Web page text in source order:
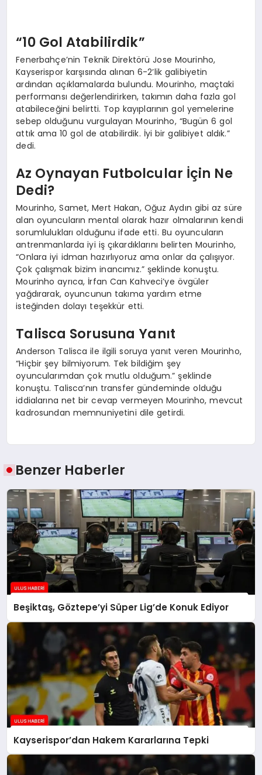
“10 Gol Atabilirdik”
Fenerbahçe’nin Teknik Direktörü Jose Mourinho,
Kayserispor karşısında alınan 6-2’lik galibiyetin
ardından açıklamalarda bulundu. Mourinho, maçtaki
performansı değerlendirirken, takımın daha fazla gol
atabileceğini belirtti. Top kayıplarının gol yemelerine
sebep olduğunu vurgulayan Mourinho, “Bugün 6 gol
attık ama 10 gol de atabilirdik. İyi bir galibiyet aldık.”
dedi.
Az Oynayan Futbolcular İçin Ne
Dedi?
Mourinho, Samet, Mert Hakan, Oğuz Aydın gibi az süre
alan oyuncuların mental olarak hazır olmalarının kendi
sorumlulukları olduğunu ifade etti. Bu oyuncuların
antrenmanlarda iyi iş çıkardıklarını belirten Mourinho,
“Onlara iyi idman hazırlıyoruz ama onlar da çalışıyor.
Çok çalışmak bizim inancımız.” şeklinde konuştu.
Mourinho ayrıca, İrfan Can Kahveci’ye övgüler
yağdırarak, oyuncunun takıma yardım etme
isteğinden dolayı teşekkür etti.
Talisca Sorusuna Yanıt
Anderson Talisca ile ilgili soruya yanıt veren Mourinho,
“Hiçbir şey bilmiyorum. Tek bildiğim şey
oyuncularımdan çok mutlu olduğum.” şeklinde
konuştu. Talisca’nın transfer gündeminde olduğu
iddialarına net bir cevap vermeyen Mourinho, mevcut
kadrosundan memnuniyetini dile getirdi.
Benzer Haberler
Beşiktaş, Göztepe’yi Süper Lig’de Konuk Ediyor
Kayserispor’dan Hakem Kararlarına Tepki